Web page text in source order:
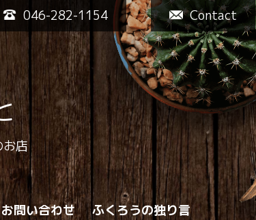
Contact
046-282-1154
お店
お問い合わせ ふくろうの独り言